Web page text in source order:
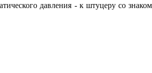
давления - к штуцеру со знаком